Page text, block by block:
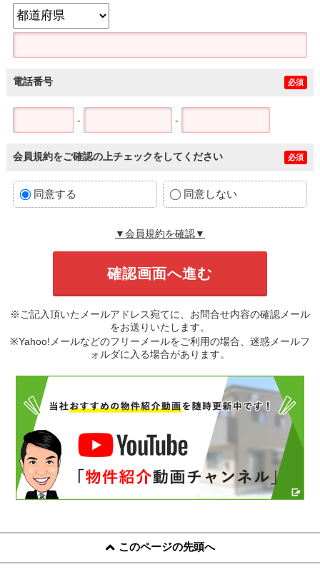
電話番号 必須
- -
会員規約をご確認の上チェックをしてください 必須
同意する 同意しない
▼会員規約を確認▼
※ご記入頂いたメールアドレス宛てに、お問合せ内容の確認メール
をお送りいたします。
※Yahoo!メールなどのフリーメールをご利用の場合、迷惑メールフ
ォルダに入る場合があります。
このページの先頭へ